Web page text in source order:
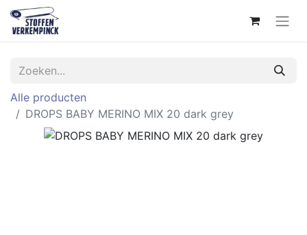
Alle producten
DROPS BABY MERINO MIX 20 dark grey